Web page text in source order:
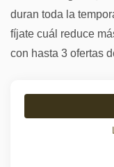
duran toda la
fíjate cuál reduce
con hasta 3 ofertas